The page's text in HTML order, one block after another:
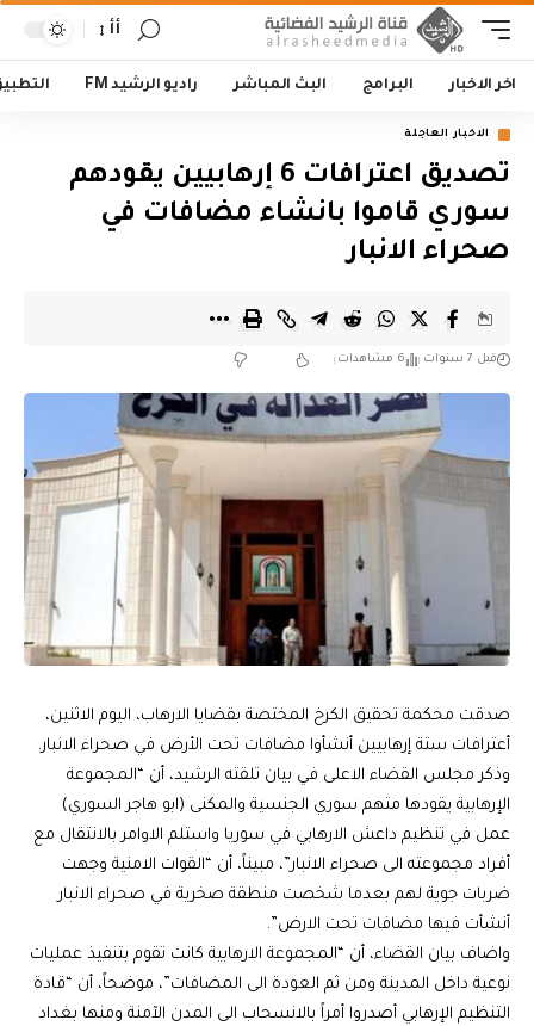
أأ
اخر الاخبار البرامج البث المباشر راديو الرشيد FM
الاخبار العاجلة
تصديق اعترافات 6 إرهابيين يقودهم
سوري قاموا بانشاء مضافات في
صحراء الانبار
قبل 7 سنوات 6 مشاهدات
صدقت محكمة تحقيق الكرخ المختصة بقضايا الارهاب، اليوم الاثنين،
أعترافات ستة إرهابيين ‏أنشأوا مضافات تحت الأرض في صحراء الانبار.‏
وذكر مجلس القضاء الاعلى في بيان تلقته الرشيد، أن “المجموعة
‏الإرهابية يقودها متهم سوري الجنسية والمكنى (ابو هاجر السوري)
عمل في ‏تنظيم داعش الارهابي في سوريا واستلم الاوامر بالانتقال مع
أفراد مجموعته ‏الى صحراء الانبار”، مبيناً، أن “القوات الامنية وجهت
ضربات جوية لهم بعدما شخصت ‏منطقة صخرية في صحراء الانبار
أنشأت فيها مضافات تحت ‏الارض”.
واضاف بيان القضاء، أن “المجموعة الارهابية كانت تقوم بتنفيذ عمليات
نوعية ‏داخل المدينة ومن ثم العودة الى المضافات”، موضحاً، أن “قادة
التنظيم الإرهابي أصدروا أمراً بالانسحاب الى المدن الآمنة ‏ومنها بغداد